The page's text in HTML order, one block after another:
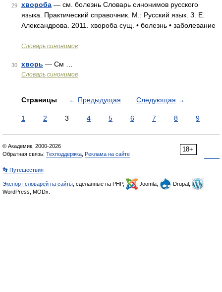
29 хвороба — см. болезнь Словарь синонимов русского
языка. Практический справочник. М.: Русский язык. З. Е.
Александрова. 2011. хвороба сущ. • болезнь • заболевание
Словарь синонимов
30 хворь — См …
Словарь синонимов
Страницы ← Предыдущая Следующая →
1 2 3 4 5 6 7 8 9
18+
© Академик, 2000-2026
Обратная связь: Техподдержка Реклама на сайте
👣 Путешествия
Экспорт словарей на сайты , сделанные на PHP, Joomla,
Drupal,
WordPress, MODx.